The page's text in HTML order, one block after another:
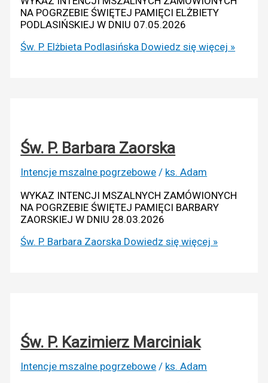
NA POGRZEBIE ŚWIĘTEJ PAMIĘCI ELŻBIETY
PODLASIŃSKIEJ W DNIU 07.05.2026
Św. P. Elżbieta Podlasińska Dowiedz się więcej »
Św. P. Barbara Zaorska
Intencje mszalne pogrzebowe / ks. Adam
WYKAZ INTENCJI MSZALNYCH ZAMÓWIONYCH
NA POGRZEBIE ŚWIĘTEJ PAMIĘCI BARBARY
ZAORSKIEJ W DNIU 28.03.2026
Św. P. Barbara Zaorska Dowiedz się więcej »
Św. P. Kazimierz Marciniak
Intencje mszalne pogrzebowe / ks. Adam